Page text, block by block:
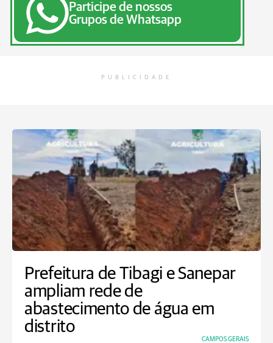
Participe de nossos
Grupos de Whatsapp
PUBLICIDADE
Prefeitura de Tibagi e Sanepar
ampliam rede de
abastecimento de água em
distrito
CAMPOS GERAIS